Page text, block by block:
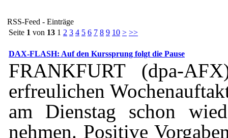
RSS-Feed - Einträge
Seite 1 von 13 1 2 3 4 5 6 7 8 9 10 > >>
DAX-FLASH: Auf den Kurssprung folgt die Pause
FRANKFURT (dpa-
erfreulichen
am Dienstag schon
nehmen. Positive